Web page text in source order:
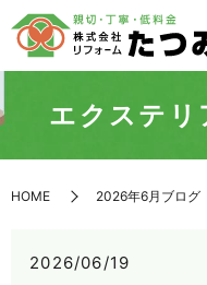
エクステリ
HOME 2026年6月ブログ
2026/06/19